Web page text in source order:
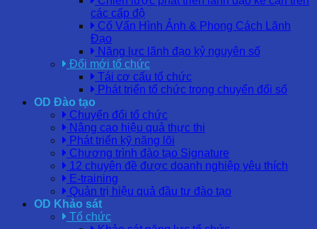
các cấp độ
Cố Vấn Hình Ảnh & Phong Cách Lãnh
Đạo
Năng lực lãnh đạo kỷ nguyên số
Đổi mới tổ chức
Tái cơ cấu tổ chức
Phát triển tổ chức trong chuyển đổi số
OD Đào tạo
Chuyển đổi tổ chức
Nâng cao hiệu quả thực thi
Phát triển kỹ năng lõi
Chương trình đào tạo Signature
12 chuyên đề được doanh nghiệp yêu thích
E-training
Quản trị hiệu quả đầu tư đào tạo
OD Khảo sát
Tổ chức